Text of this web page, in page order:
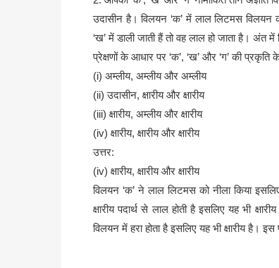
उदासीन है। विलयन ‘क’ में लाल लिटमस
‘ख’ में डाली जाती हैं तो वह लाल हो जाता है। अंत
प्रेक्षणों के आधार पर ‘क’, ‘ख’ और ‘ग’ की
(i) अम्लीय, अम्लीय और अम्लीय
(ii) उदासीन, क्षारीय और क्षारीय
(iii) क्षारीय, अम्लीय और क्षारीय
(iv) क्षारीय, क्षारीय और क्षारीय
उत्तर:
(iv) क्षारीय, क्षारीय और क्षारीय
विलयन ‘क’ ने लाल लिटमस को नीला किया
क्षारीय पदार्थ से लाल होती है इसलिए यह भी
विलयन में हरा होता है इसलिए यह भी क्षारीय है। इस